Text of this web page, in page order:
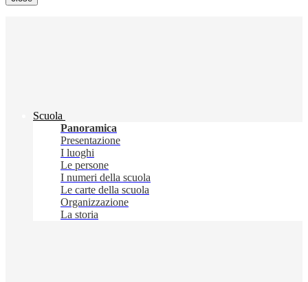
Scuola
Panoramica
Presentazione
I luoghi
Le persone
I numeri della scuola
Le carte della scuola
Organizzazione
La storia